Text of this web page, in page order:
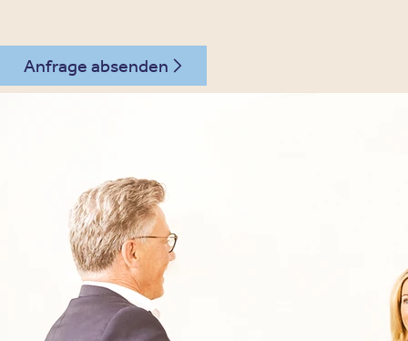
Anfrage absenden
Informationen
Für Patienten
Für Zuweiser
Für Angehörige
Über Oberberg
Kliniken für Kinder & Jugendlichen